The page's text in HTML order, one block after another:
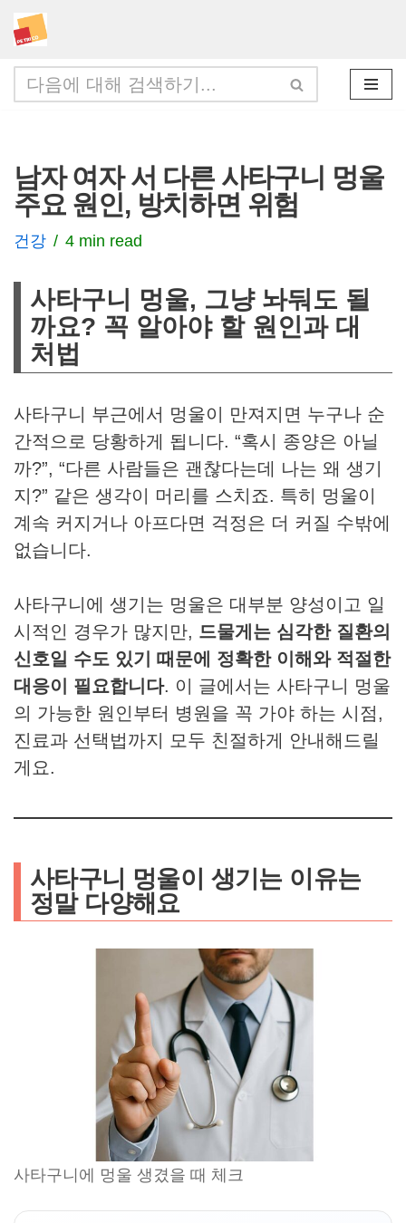
콘
텐
츠
너
뛰
기
남자 여자 서 다른 사타구니 멍울
주요 원인, 방치하면 위험
건강 4 min read
사타구니 멍울, 그냥 놔둬도 될
까요? 꼭 알아야 할 원인과 대
처법
사타구니 부근에서 멍울이 만져지면 누구나 순
간적으로 당황하게 됩니다. “혹시 종양은 아닐
까?”, “다른 사람들은 괜찮다는데 나는 왜 생기
지?” 같은 생각이 머리를 스치죠. 특히 멍울이
계속 커지거나 아프다면 걱정은 더 커질 수밖에
없습니다.
사타구니에 생기는 멍울은 대부분 양성이고 일
시적인 경우가 많지만, 드물게는 심각한 질환의
신호일 수도 있기 때문에 정확한 이해와 적절한
대응이 필요합니다. 이 글에서는 사타구니 멍울
의 가능한 원인부터 병원을 꼭 가야 하는 시점,
진료과 선택법까지 모두 친절하게 안내해드릴
게요.
사타구니 멍울이 생기는 이유는
정말 다양해요
사타구니에 멍울 생겼을 때 체크